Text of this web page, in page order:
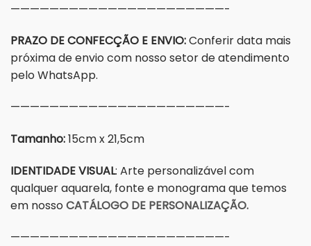
——————————————————————-
PRAZO DE CONFECÇÃO E ENVIO:Conferir data mais
próxima de envio com nosso setor de atendimento
pelo WhatsApp.
——————————————————————-
Tamanho:15cm x 21,5cm
IDENTIDADE VISUAL: Arte personalizável com
qualquer aquarela, fonte e monograma que temos
em nossoCATÁLOGO DE PERSONALIZAÇÃO.
——————————————————————-